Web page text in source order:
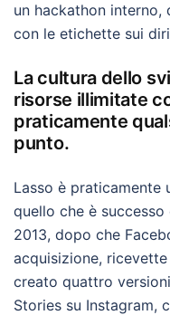
un hackathon
con le etichette sui
La cultura dello
risorse illimitate
praticamente
punto.
Lasso è praticamente
quello che è
2013, dopo che
acquisizione,
creato quattro
Stories su Instagram,